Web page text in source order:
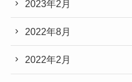
2023年2月
2022年8月
2022年2月